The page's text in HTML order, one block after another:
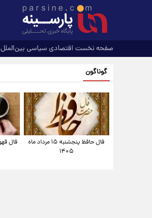
صفحه نخست اقتصادی سیاسی بین‌الملل
گوناگون
فال حافظ پنجشنبه ۱۵ مرداد ماه
۱۴۰۵